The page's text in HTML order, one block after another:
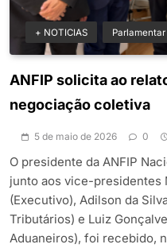
+ NOTICIAS Parlamentar
ANFIP solicita ao
negociação coletiva
5 de maio de 2026 0
O presidente da ANFIP
junto aos vice-presidentes
(Executivo), Adilson da
Tributários) e Luiz
Aduaneiros), foi recebido,